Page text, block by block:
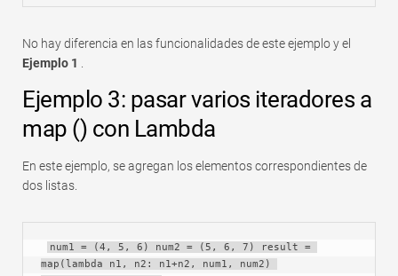
No hay diferencia en las funcionalidades de este ejemplo y el
Ejemplo 1
Ejemplo 3: pasar varios iteradores a
map () con Lambda
En este ejemplo, se agregan los elementos correspondientes de
dos listas.
num1 = (4, 5, 6) num2 = (5, 6, 7) result =
map(lambda n1, n2: n1+n2, num1, num2)